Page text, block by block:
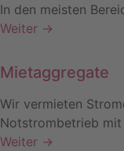
In den meisten
Weiter →
Mietaggregate
Wir vermieten
Notstrombetrieb mit
Weiter →